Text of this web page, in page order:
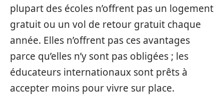
plupart des écoles n’offrent pas un logement
gratuit ou un vol de retour gratuit chaque
année. Elles n’offrent pas ces avantages
parce qu’elles n’y sont pas obligées ; les
éducateurs internationaux sont prêts à
accepter moins pour vivre sur place.